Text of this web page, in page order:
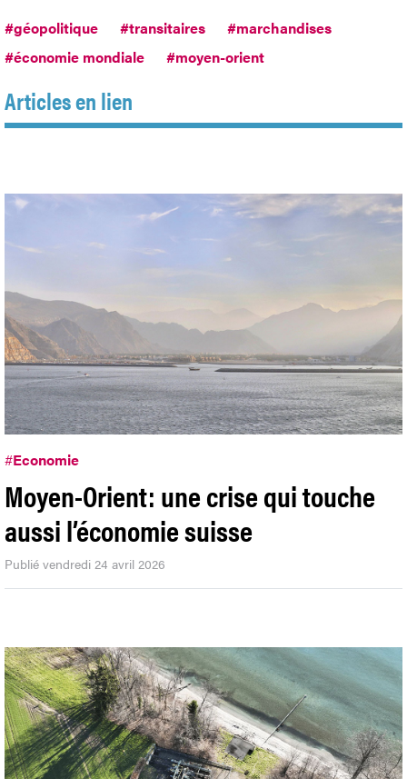
#géopolitique #transitaires
#marchandises
#économie mondiale
#moyen-orient
Articles en lien
#Economie
Moyen-Orient: une crise qui touche
aussi l’économie suisse
Publié vendredi 24 avril 2026